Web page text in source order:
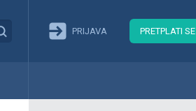
PRIJAVA PRETPLATI SE